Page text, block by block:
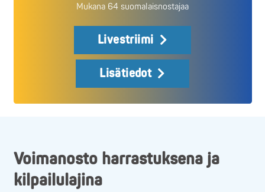
Mukana 64 suomalaisnostajaa
Livestriimi
Lisätiedot
Voimanosto harrastuksena ja
kilpailulajina